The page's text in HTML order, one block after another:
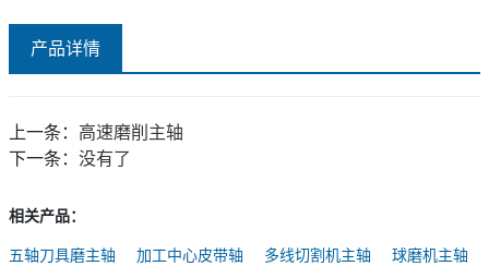
产品详情
上一条： 高速磨削主轴
下一条： 没有了
相关产品：
五轴刀具磨主轴
加工中心皮带轴 多线切割机主轴 球磨机主轴